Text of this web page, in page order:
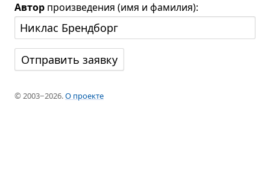
Автор произведения (имя и фамилия):
© 2003−2026.О проекте